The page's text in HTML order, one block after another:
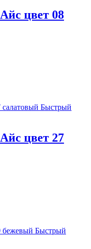
цвет 08
Быстрый
цвет 27
Быстрый